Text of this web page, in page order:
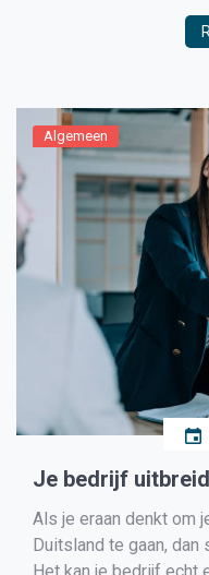
Aartswoud. Vanaf
de wandeling vanuit
Algemeen
Je bedrijf
Als je eraan denkt om
Duitsland te gaan, dan